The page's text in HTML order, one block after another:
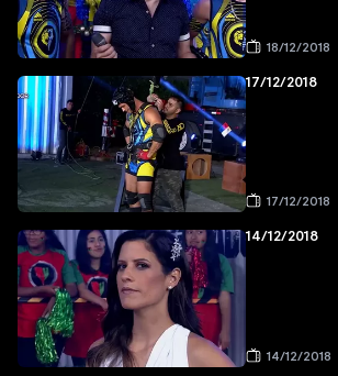
18/12/2018
17/12/2018
17/12/2018
14/12/2018
14/12/2018